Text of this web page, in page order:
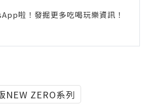
啦！發掘更多吃喝玩樂資訊！
ZERO系列